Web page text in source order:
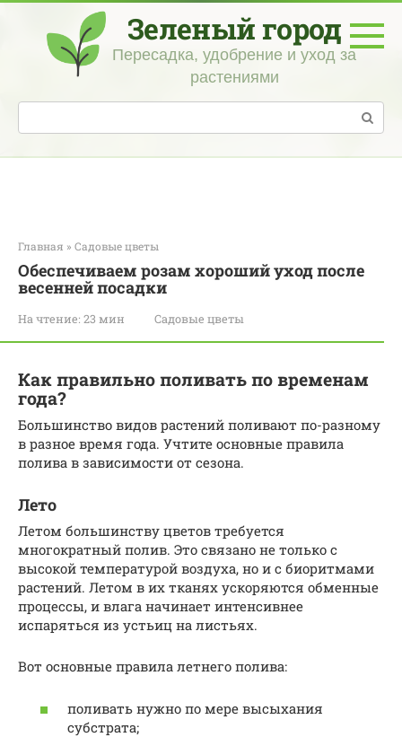
Перейти
контенту
Зеленый город
Пересадка, удобрение и уход за
растениями
Поиск:
Главная » Садовые цветы
Обеспечиваем розам хороший уход после
весенней посадки
На чтение: 23 мин Садовые цветы
Как правильно поливать по временам
года?
Большинство видов растений поливают по-разному
в разное время года. Учтите основные правила
полива в зависимости от сезона.
Лето
Летом большинству цветов требуется
многократный полив. Это связано не только с
высокой температурой воздуха, но и с биоритмами
растений. Летом в их тканях ускоряются обменные
процессы, и влага начинает интенсивнее
испаряться из устьиц на листьях.
Вот основные правила летнего полива:
поливать нужно по мере высыхания
субстрата;